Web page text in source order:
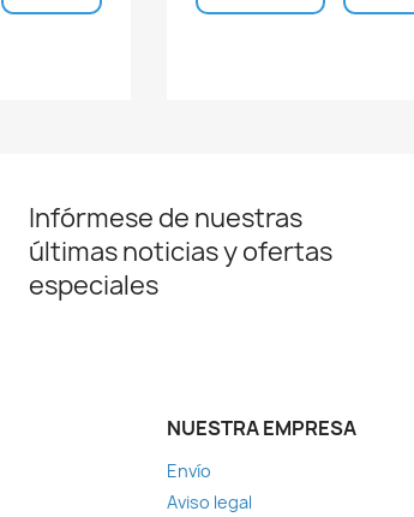
Infórmese de nuestras
últimas noticias y ofertas
especiales
NUESTRA EMPRESA
Envío
Aviso legal